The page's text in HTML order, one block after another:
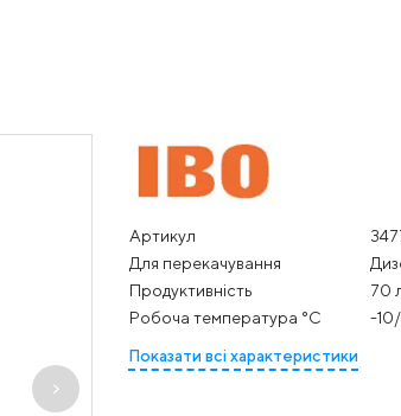
Артикул
Для перекачування
Продуктивність
70
Робоча температура °С
-
Показати всі характеристики